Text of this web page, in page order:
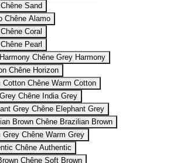
Chêne Sand
Chêne Alamo
Chêne Coral
Chêne Pearl
Chêne Grey Harmony
Chêne Horizon
Chêne Warm Cotton
Chêne India Grey
Chêne Elephant Grey
Chêne Brazilian Brown
Chêne Warm Grey
Chêne Authentic
Chêne Soft Brown